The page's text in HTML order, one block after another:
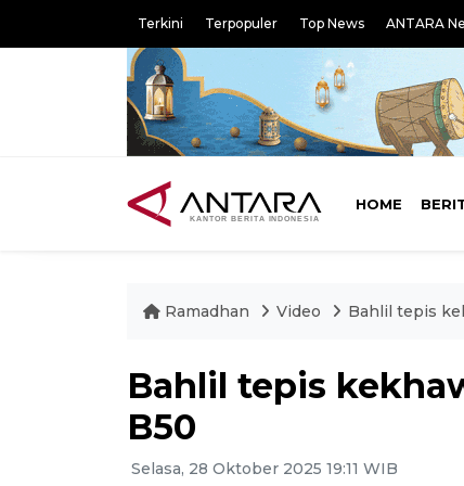
Terkini Terpopuler Top News ANTARA
HOME
Ramadhan Video Bahlil tepis
Bahlil tepis
B50
Selasa, 28 Oktober 2025 19:11 WIB